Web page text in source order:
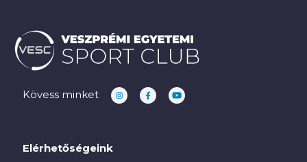
Kövess minket
Elérhetőségeink